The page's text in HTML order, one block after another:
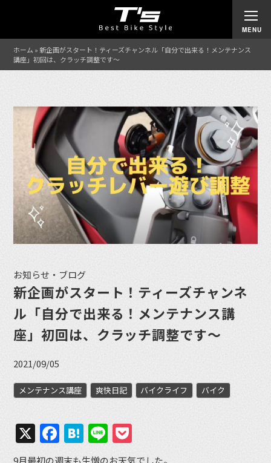
ホーム » 新企画がスタート！ティーズチャンネル「自分で出来る！メンテナンス
講座」初回は、クラッチ調整です〜
お知らせ・ブログ
新企画がスタート！ティーズチャンネ
ル「自分で出来る！メンテナンス講
座」初回は、クラッチ調整です〜
2021/09/05
メンテナンス講座 爽快日記 バイクライフ バイク
X Facebook
Hatena
Line
9月最初の週末も生憎のお天気でした。